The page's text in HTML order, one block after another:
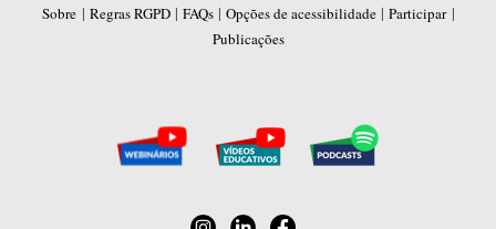
Sobre | Regras RGPD| FAQs| Opções de acessibilidade| Participar|
Publicações